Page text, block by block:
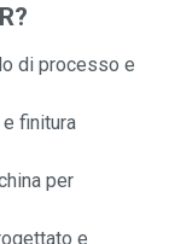
di processo e
finitura
per
e